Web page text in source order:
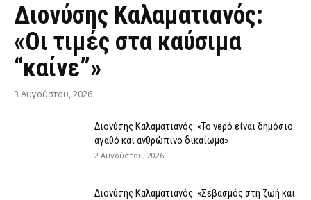
Διονύσης Καλαματιανός:
«Οι τιμές στα καύσιμα
“καίνε”»
3 Αυγούστου, 2026
Διονύσης Καλαματιανός: «Το νερό είναι δημόσιο
αγαθό και ανθρώπινο δικαίωμα»
2 Αυγούστου, 2026
Διονύσης Καλαματιανός: «Σεβασμός στη ζωή και